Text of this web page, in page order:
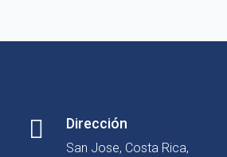
 Dirección
San Jose, Costa Rica,